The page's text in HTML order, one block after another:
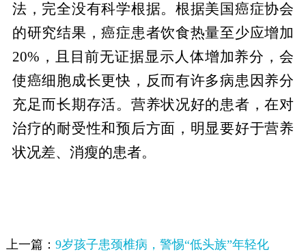
法，完全没有科学根据。根据美国癌症协会
的研究结果，癌症患者饮食热量至少应增加
20%，且目前无证据显示人体增加养分，会
使癌细胞成长更快，反而有许多病患因养分
充足而长期存活。营养状况好的患者，在对
治疗的耐受性和预后方面，明显要好于营养
状况差、消瘦的患者。
上一篇： 9岁孩子患颈椎病，警惕“低头族”年轻化